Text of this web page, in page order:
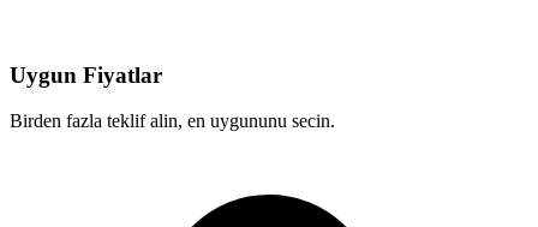
Uygun Fiyatlar
Birden fazla teklif alin, en uygununu secin.